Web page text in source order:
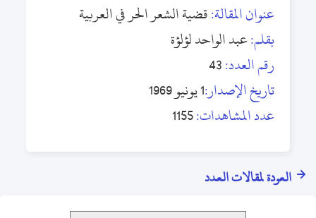
عنوان المقالة:قضية الشعر الحر في العربية
بقلم:عبد الواحد لؤلؤة
رقم العدد:43
تاريخ الإصدار:1 يونيو 1969
عدد المشاهدات:1155
العودة لمقالات العدد